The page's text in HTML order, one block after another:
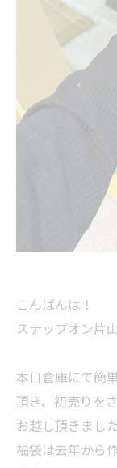
こんばんは！
スナップオン片
本日倉庫にて簡
頂き、初売りを
お越し頂きまし
福袋は去年から